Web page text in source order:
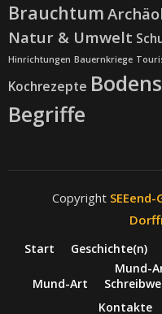
Brauchtum
Natur & Umwelt
Hinrichtungen Bauernkriege
Kochrezepte
Begriffe
Copyright
Start Geschichte(n)
Mund-
Mund-Art
Kontakte